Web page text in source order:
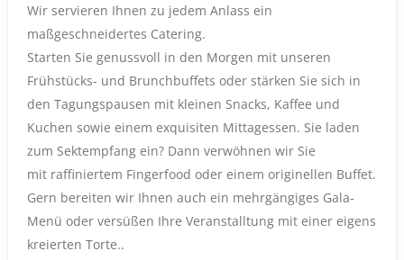
Wir servieren Ihnen zu jedem Anlass ein
maßgeschneidertes Catering.
Starten Sie genussvoll in den Morgen mit unseren
Frühstücks- und Brunchbuffets oder stärken Sie sich in
den Tagungspausen mit kleinen Snacks, Kaffee und
Kuchen sowie einem exquisiten Mittagessen. Sie laden
zum Sektempfang ein? Dann verwöhnen wir Sie
mit raffiniertem Fingerfood oder einem originellen Buffet.
Gern bereiten wir Ihnen auch ein mehrgängiges Gala-
Menü oder versüßen Ihre Veranstalltung mit einer eigens
kreierten Torte..